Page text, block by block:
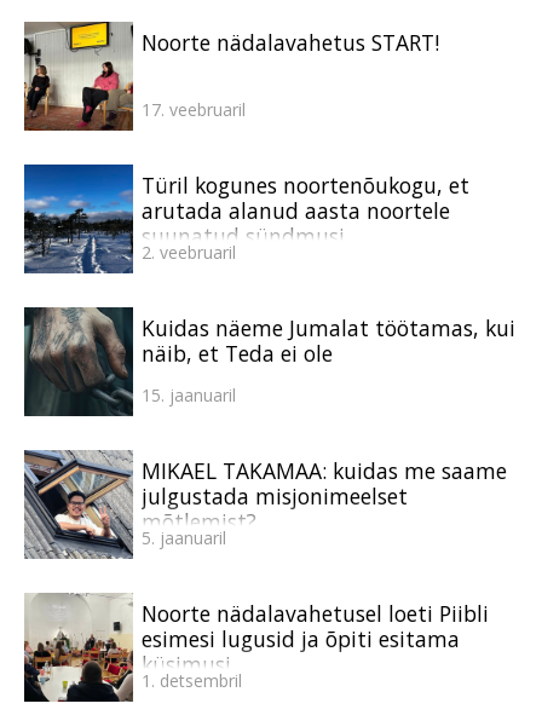
Noorte nädalavahetus START!
17. veebruaril
Türil kogunes noortenõukogu, et
arutada alanud aasta noortele
suunatud sündmusi
2. veebruaril
Kuidas näeme Jumalat töötamas, kui
näib, et Teda ei ole
15. jaanuaril
MIKAEL TAKAMAA: kuidas me saame
julgustada misjonimeelset
mõtlemist?
5. jaanuaril
Noorte nädalavahetusel loeti Piibli
esimesi lugusid ja õpiti esitama
küsimusi
1. detsembril